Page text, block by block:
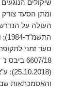
שיקולים
ומתן הסעד צודק
סעד זמני
והאסמכתאות שם